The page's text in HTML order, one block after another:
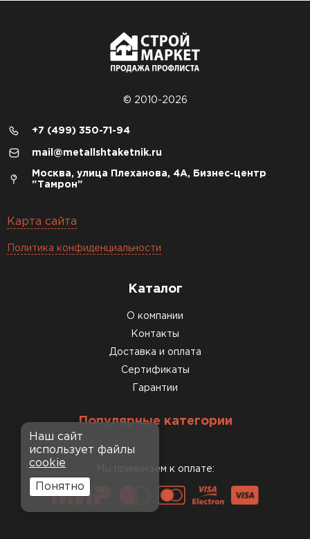
© 2010-2026
+7 (499) 350-71-94
mail@metallshtaketnik.ru
Москва, улица Плеханова, 4А, Бизнес-центр
"Тамрон"
Карта сайта
Политика конфиденциальности
Каталог
О компании
Контакты
Доставка и оплата
Сертификаты
Гарантии
Популярные категории
Мы принимаем к оплате:
Наш сайт
использует файлы
cookie
Понятно